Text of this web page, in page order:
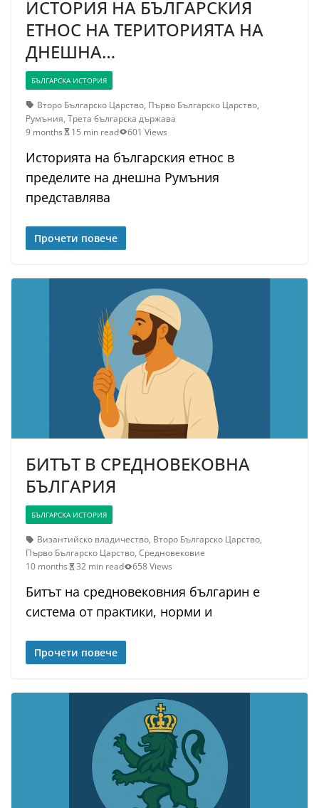
ИСТОРИЯ НА БЪЛГАРСКИЯ
ЕТНОС НА ТЕРИТОРИЯТА НА
ДНЕШНА…
БЪЛГАРСКА ИСТОРИЯ
Второ Българско Царство, Първо Българско Царство,
Румъния, Трета българска държава
9 months
15 min read 601 Views
Историята на българския етнос в
пределите на днешна Румъния
представлява
Прочети повече
БИТЪТ В СРЕДНОВЕКОВНА
БЪЛГАРИЯ
БЪЛГАРСКА ИСТОРИЯ
Византийско владичество, Второ Българско Царство,
Първо Българско Царство, Средновековие
10 months
32 min read 658 Views
Битът на средновековния българин е
система от практики, норми и
Прочети повече